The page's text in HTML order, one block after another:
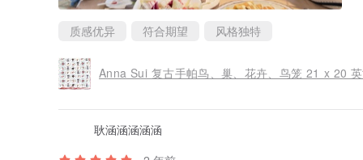
质感优异 符合期望 风格独特
Anna Sui 复古手帕鸟、巢、花卉、鸟笼 21 x 20
耿涵涵涵涵涵